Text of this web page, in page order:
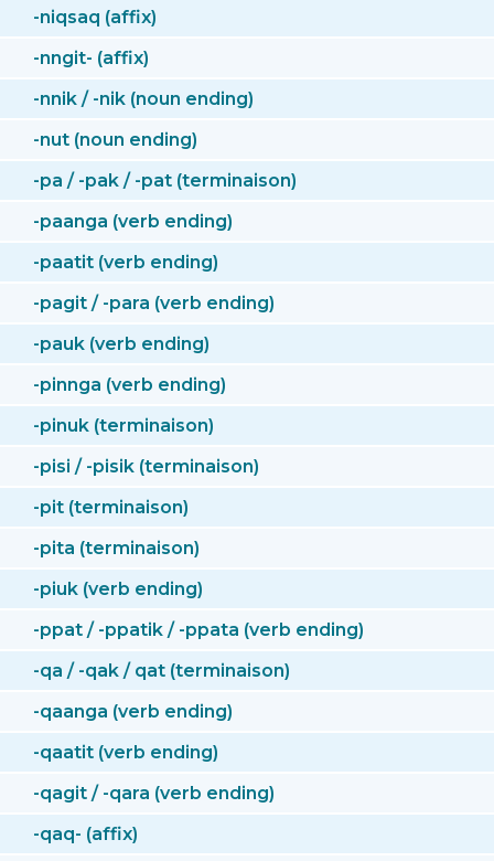
-niqsaq (affix)
-nngit- (affix)
-nnik / -nik (noun ending)
-nut (noun ending)
-pa / -pak / -pat (terminaison)
-paanga (verb ending)
-paatit (verb ending)
-pagit / -para (verb ending)
-pauk (verb ending)
-pinnga (verb ending)
-pinuk (terminaison)
-pisi / -pisik (terminaison)
-pit (terminaison)
-pita (terminaison)
-piuk (verb ending)
-ppat / -ppatik / -ppata (verb ending)
-qa / -qak / qat (terminaison)
-qaanga (verb ending)
-qaatit (verb ending)
-qagit / -qara (verb ending)
-qaq- (affix)